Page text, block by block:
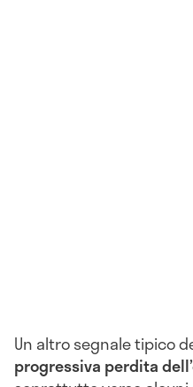
Un altro segnale tipico
progressiva perdita